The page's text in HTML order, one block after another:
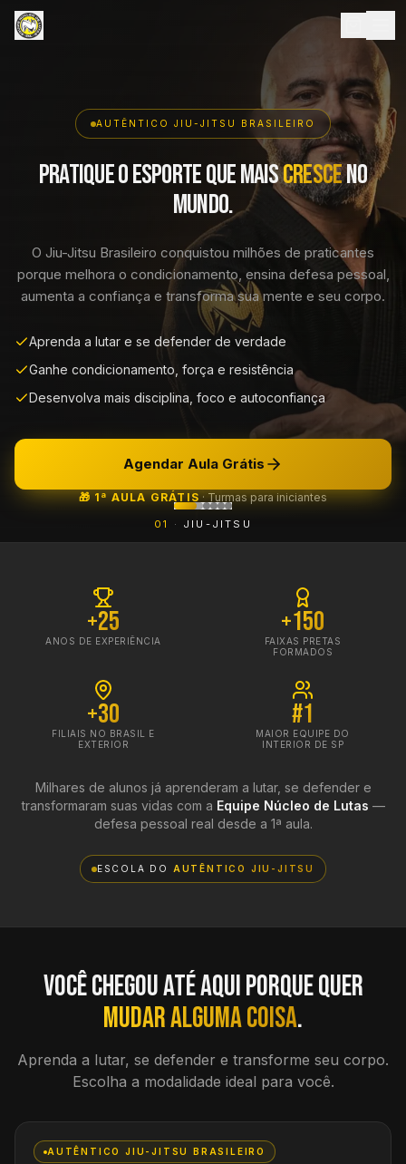
AUTÊNTICO JIU-JITSU BRASILEIRO
Pratique o esporte que maiscresceno
mundo.
O Jiu-Jitsu Brasileiro conquistou milhões de praticantes
porque melhora o condicionamento, ensina defesa pessoal,
aumenta a confiança e transforma sua mente e seu corpo.
Aprenda a lutar e se defender de verdade
Ganhe condicionamento, força e resistência
Desenvolva mais disciplina, foco e autoconfiança
Agendar Aula Grátis
🎁 1ª AULA GRÁTIS·Turmas para iniciantes
01 · JIU-JITSU
+25
ANOS DE EXPERIÊNCIA
+150
FAIXAS PRETAS
FORMADOS
+30
FILIAIS NO BRASIL E
EXTERIOR
#1
MAIOR EQUIPE DO
INTERIOR DE SP
Milhares de alunos já aprenderam a lutar, se defender e
transformaram suas vidas com a Equipe Núcleo de Lutas —
defesa pessoal real desde a 1ª aula.
ESCOLA DO AUTÊNTICO JIU-JITSU
Você chegou até aqui porque quer
mudar alguma coisa.
Aprenda a lutar, se defender e transforme seu corpo.
Escolha a modalidade ideal para você.
AUTÊNTICO JIU-JITSU BRASILEIRO